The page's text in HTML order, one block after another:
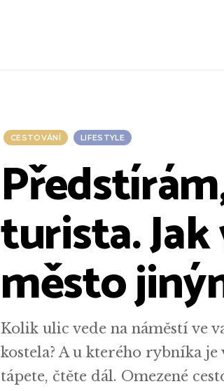
CESTOVÁNÍ LIFESTYLE
turista.
město
Kolik ulic vede na náměstí ve
kostela? A u kterého rybníka
tápete, čtěte dál. Omezené